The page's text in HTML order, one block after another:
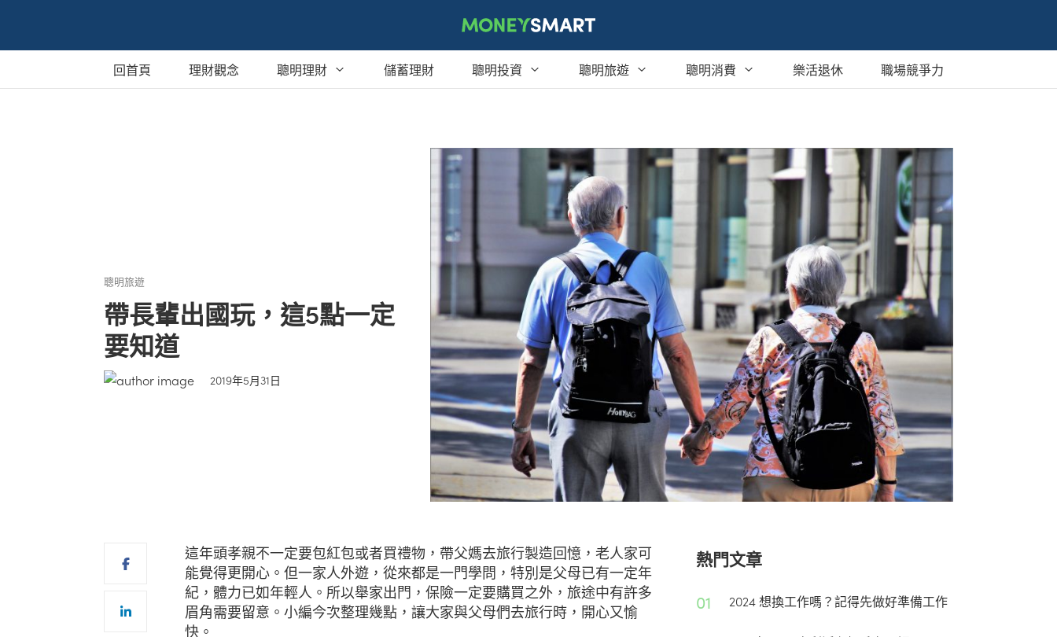
回首頁 理財觀念 聰明理財 儲蓄理財 聰明投資
創業
聰明旅遊
哩程累積
旅遊不便險
旅平險
聰明消費
現金回饋
消費生活
美食饗宴
樂活退休 職場競爭力
聰明旅遊
帶長輩出國玩，這5點一定
要知道
2019年5月31日
這年頭孝親不一定要包紅包或者買禮物，帶父媽去旅行製造回憶，老人家可
能覺得更開心。但一家人外遊，從來都是一門學問，特別是父母已有一定年
紀，體力已如年輕人。所以舉家出門，保險一定要購買之外，旅途中有許多
眉角需要留意。小編今次整理幾點，讓大家與父母們去旅行時，開心又愉
快。
熱門文章
01 2024 想換工作嗎？記得先做好準備工作